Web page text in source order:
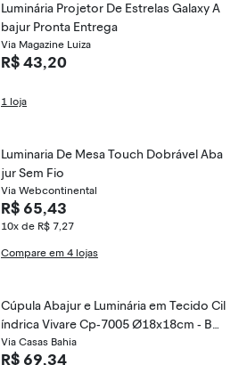
Luminária Projetor De Estrelas Galaxy A
bajur Pronta Entrega
Via Magazine Luiza
R$ 43,20
1 loja
Luminaria De Mesa Touch Dobrável Aba
jur Sem Fio
Via Webcontinental
R$ 65,43
10x de R$ 7,27
Compare em 4 lojas
Cúpula Abajur e Luminária em Tecido Cil
índrica Vivare Cp-7005 Ø18x18cm - Bo
cal Nacional
Via Casas Bahia
R$ 69,34